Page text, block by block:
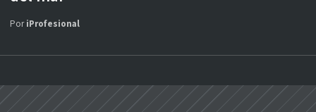
PoriProfesional